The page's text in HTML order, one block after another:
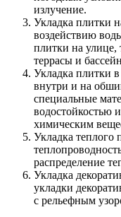
излучение.
Укладка плитки
воздействию
плитки на улице,
террасы и
Укладка плитки
внутри и на
специальные
водостойкостью
химическим
Укладка теплого
распределение
Укладка
укладки
с рельефным